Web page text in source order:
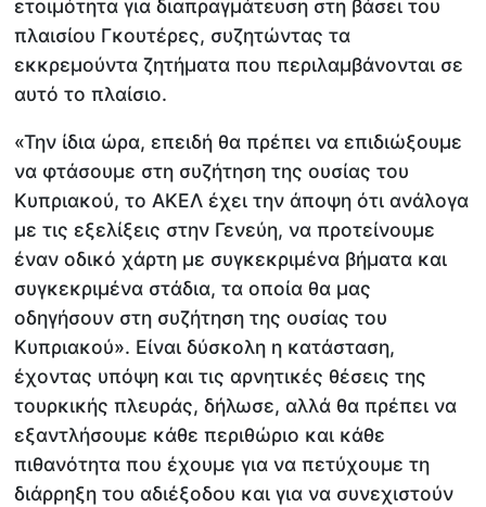
ετοιμότητα για διαπραγμάτευση στη βάσει του
πλαισίου Γκουτέρες, συζητώντας τα
εκκρεμούντα ζητήματα που περιλαμβάνονται σε
αυτό το πλαίσιο.
«Την ίδια ώρα, επειδή θα πρέπει να επιδιώξουμε
να φτάσουμε στη συζήτηση της ουσίας του
Κυπριακού, το ΑΚΕΛ έχει την άποψη ότι ανάλογα
με τις εξελίξεις στην Γενεύη, να προτείνουμε
έναν οδικό χάρτη με συγκεκριμένα βήματα και
συγκεκριμένα στάδια, τα οποία θα μας
οδηγήσουν στη συζήτηση της ουσίας του
Κυπριακού». Είναι δύσκολη η κατάσταση,
έχοντας υπόψη και τις αρνητικές θέσεις της
τουρκικής πλευράς, δήλωσε, αλλά θα πρέπει να
εξαντλήσουμε κάθε περιθώριο και κάθε
πιθανότητα που έχουμε για να πετύχουμε τη
διάρρηξη του αδιέξοδου και για να συνεχιστούν